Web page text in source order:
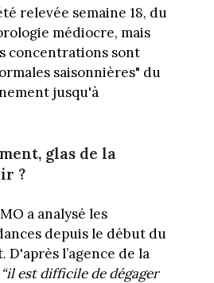
relevée semaine 18, du
médiocre, mais
concentrations sont
saisonnières" du
jusqu'à
glas de la
?
a analysé les
depuis le début du
l’agence de la
“il est difficile de dégager